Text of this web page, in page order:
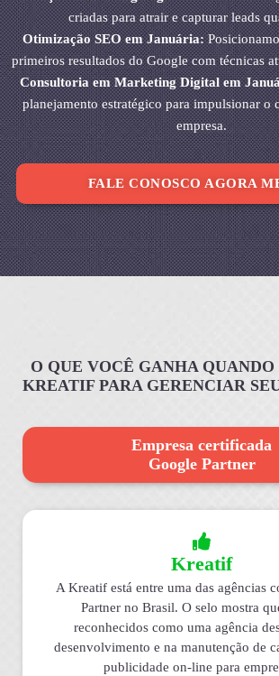
criadas para atrair e capturar leads
Otimização SEO em Januária:
primeiros resultados do Google com técnicas
Consultoria em Marketing Digital em
planejamento estratégico para impulsionar o
empresa.
FALE CONOSCO AGORA
O QUE VOCÊ GANHA
KREATIF PARA GERENCIAR
Empresa certificada
Google Partner
Kreatif
A Kreatif está entre uma das agências
Partner no Brasil. O selo mostra
reconhecidos como uma agência
desenvolvimento e na manutenção de
publicidade on-line para